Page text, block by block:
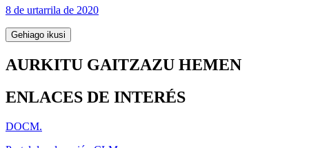
8 de urtarrila de 2020
Gehiago ikusi
AURKITU GAITZAZU HEMEN
ENLACES DE INTERÉS
DOCM.